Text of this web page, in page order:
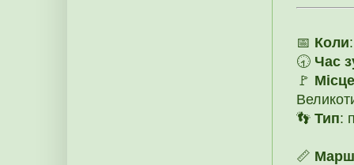
📅 Коли
🕣 Час
🚩
👣 Тип:
📏